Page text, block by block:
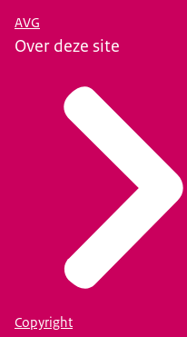
AVG
Over deze site
Copyright